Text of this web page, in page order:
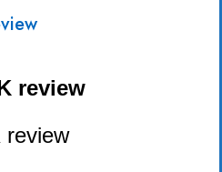
review
review